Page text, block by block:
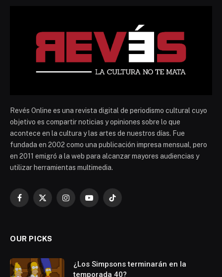
Revés Online es una revista digital de periodismo cultural cuyo
objetivo es compartir noticias y opiniones sobre lo que
acontece en la cultura y las artes de nuestros días. Fue
fundada en 2002 como una publicación impresa mensual, pero
en 2011 emigró a la web para alcanzar mayores audiencias y
utilizar herramientas multimedia.
Facebook
X
InstagramYouTubeTikTok
OUR PICKS
¿Los Simpsons terminarán en la
temporada 40?